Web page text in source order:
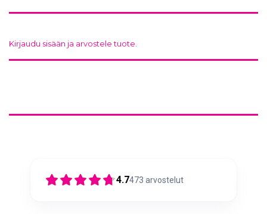
Kirjaudu sisään ja arvostele tuote.
4.7473 arvostelut